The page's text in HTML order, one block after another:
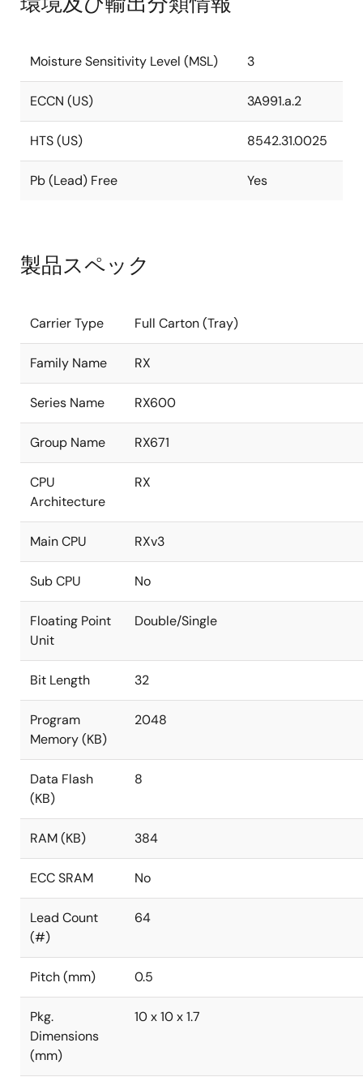
Moisture Sensitivity Level (MSL) 3
ECCN (US) 3A991.a.2
HTS (US) 8542.31.0025
Pb (Lead) Free Yes
製品スペック
Carrier Type Full Carton (Tray)
Family Name RX
Series Name RX600
Group Name RX671
CPU
Architecture
RX
Main CPU RXv3
Sub CPU No
Floating Point
Unit
Double/Single
Bit Length 32
Program
Memory (KB)
2048
Data Flash
(KB)
8
RAM (KB) 384
ECC SRAM No
Lead Count
(#)
64
Pitch (mm) 0.5
Pkg.
Dimensions
(mm)
10 x 10 x 1.7